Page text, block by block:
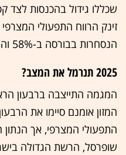
שכללו גידול בהכנסות לצד
זינק הרווח התפעולי
הנסחרות בבורסה ב-58% והגיע ל-1.9 מיליארד שקל.
2025 תנרמל את המצב?
התפעולי המצרפי, אך הנתון
שופרסל, הרשת הגדולה